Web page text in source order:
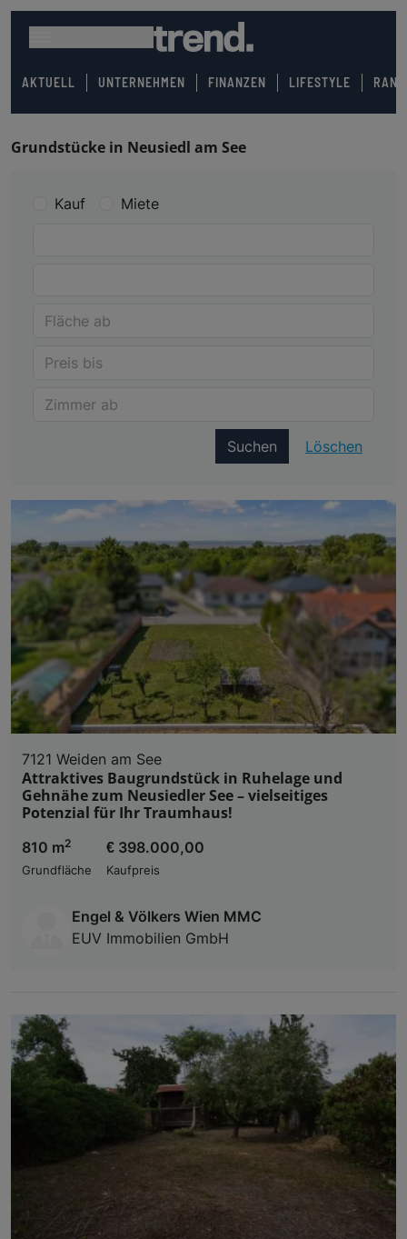
AKTUELL UNTERNEHMEN FINANZEN LIFESTYLE
Grundstücke in Neusiedl am See
Kauf Miete
Suchen Löschen
7121 Weiden am See
Attraktives Baugrundstück in Ruhelage und
Gehnähe zum Neusiedler See – vielseitiges
Potenzial für Ihr Traumhaus!
810 m2
Grundfläche
€ 398.000,00
Kaufpreis
Engel & Völkers Wien MMC
EUV Immobilien GmbH